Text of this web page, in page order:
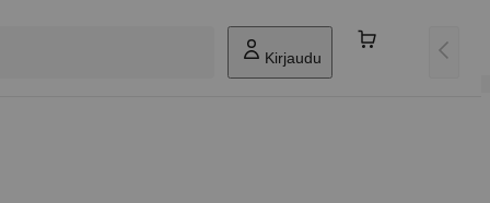
Kirjaudu